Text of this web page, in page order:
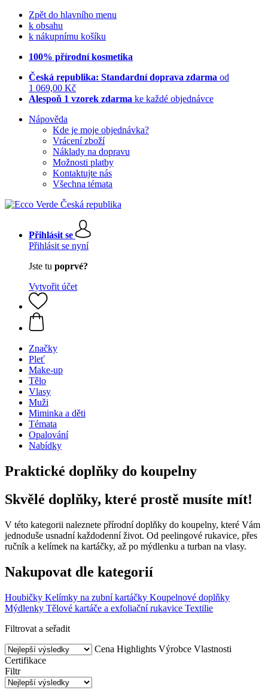
Zpět do hlavního menu
k obsahu
k nákupnímu košíku
100% přírodní kosmetika
Česká republika: Standardní doprava zdarma od
1 069,00 Kč
Alespoň 1 vzorek zdarma ke každé objednávce
Nápověda
Kde je moje objednávka?
Vrácení zboží
Náklady na dopravu
Možnosti platby
Kontaktujte nás
Všechna témata
Přihlásit se
Přihlásit se nyní
Jste tu poprvé?
Vytvořit účet
Značky
Pleť
Make-up
Tělo
Vlasy
Muži
Miminka a děti
Témata
Opalování
Nabídky
Praktické doplňky do koupelny
Skvělé doplňky, které prostě musíte mít!
V této kategorii naleznete přírodní doplňky do koupelny, které Vám
jednoduše usnadní každodenní život. Od peelingové rukavice, přes
ručník a kelímek na kartáčky, až po mýdlenku a turban na vlasy.
Nakupovat dle kategorií
Houbičky Kelímky na zubní kartáčky Koupelnové doplňky
Mýdlenky Tělové kartáče a exfoliační rukavice Textilie
Filtrovat a seřadit
Cena Highlights Výrobce Vlastnosti
Certifikace
Filtr